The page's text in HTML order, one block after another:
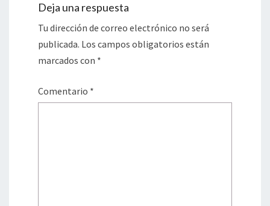
Deja una respuesta
Tu dirección de correo electrónico no será
publicada. Los campos obligatorios están
marcados con *
Comentario *